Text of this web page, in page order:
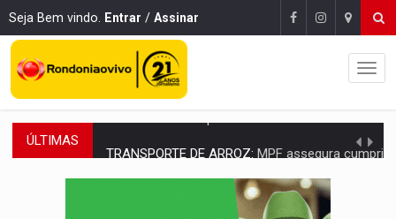
Seja Bem vindo. Entrar / Assinar
ÚLTIMAS MPF assegura cumprimento da legislação sobre
DEEPFAKE:Sancionada lei contra violência sexual infantil na
Brasil e Rússia discutem energia nuclear, defesa e